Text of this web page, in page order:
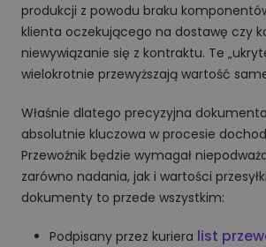
produkcji z powodu braku
klienta oczekującego na dostawę czy
niewywiązanie się z kontraktu. Te
wielokrotnie przewyższają wartość
Właśnie dlatego precyzyjna
absolutnie kluczowa w procesie
Przewoźnik będzie wymagał
zarówno nadania, jak i wartości
dokumenty to przede wszystkim:
Podpisany przez kuriera list